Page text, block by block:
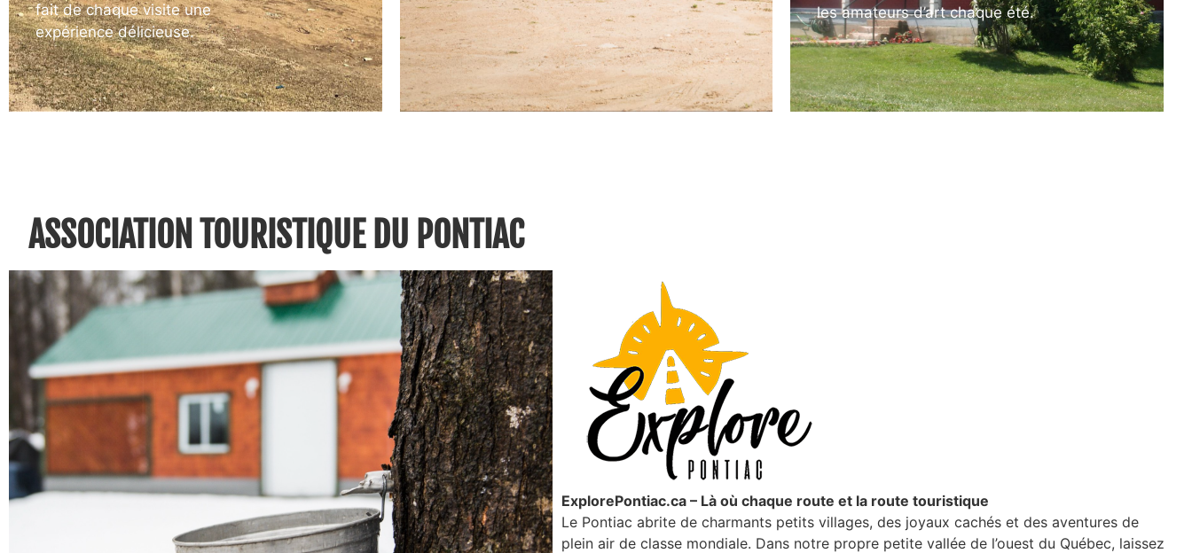
fait de chaque visite une
expérience délicieuse.
les amateurs d’art chaque été.
ASSOCIATION TOURISTIQUE DU PONTIAC
ExplorePontiac.ca – Là où chaque route et la route touristique
Le Pontiac abrite de charmants petits villages, des joyaux cachés et des aventures de
plein air de classe mondiale. Dans notre propre petite vallée de l’ouest du Québec, laissez